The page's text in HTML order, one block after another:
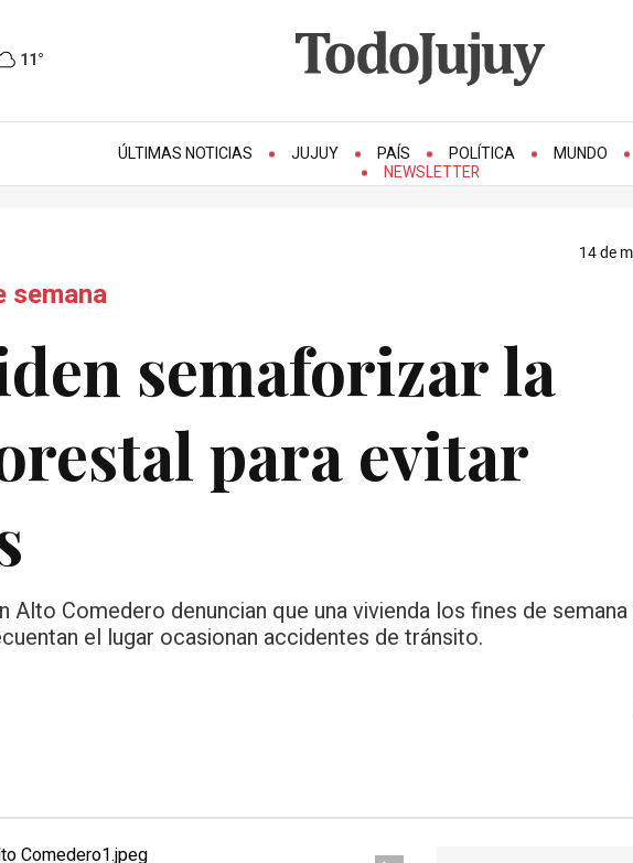
11°
ÚLTIMAS NOTICIAS JUJUY PAÍS POLÍTICA MUNDO
NEWSLETTER
14 de
semana
semaforizar la
para evitar
Comedero denuncian que una vivienda los fines de
el lugar ocasionan accidentes de tránsito.